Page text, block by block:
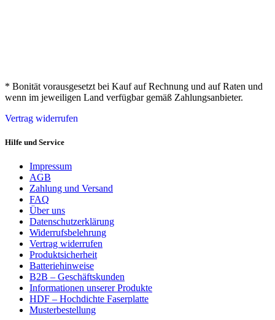
* Bonität vorausgesetzt bei Kauf auf Rechnung und auf Raten und
wenn im jeweiligen Land verfügbar gemäß Zahlungsanbieter.
Vertrag widerrufen
Hilfe und Service
Impressum
AGB
Zahlung und Versand
FAQ
Über uns
Datenschutzerklärung
Widerrufsbelehrung
Vertrag widerrufen
Produktsicherheit
Batteriehinweise
B2B – Geschäftskunden
Informationen unserer Produkte
HDF – Hochdichte Faserplatte
Musterbestellung